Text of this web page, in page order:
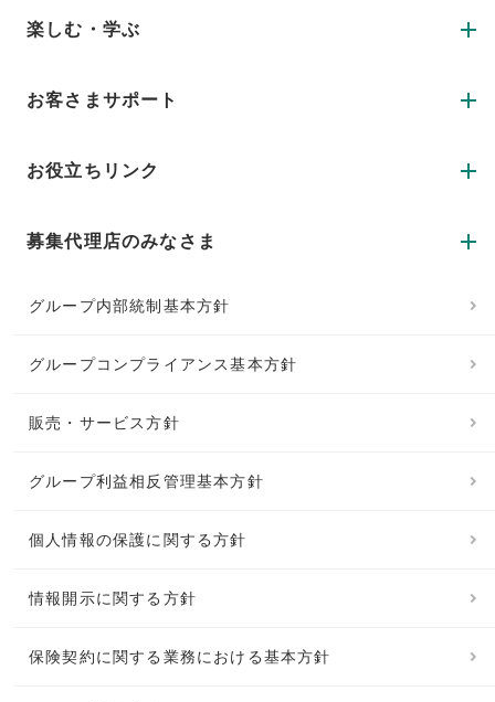
楽しむ・学ぶ
お客さまサポート
お役立ちリンク
募集代理店のみなさま
グループ内部統制基本方針
グループコンプライアンス基本方針
販売・サービス方針
グループ利益相反管理基本方針
個人情報の保護に関する方針
情報開示に関する方針
保険契約に関する業務における基本方針